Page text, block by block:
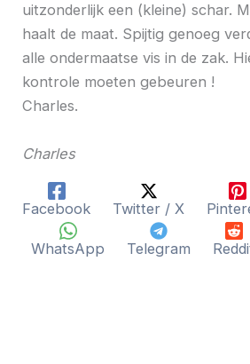
uitzonderlijk een (kleine) schar.
haalt de maat. Spijtig genoeg
alle ondermaatse vis in de zak.
kontrole moeten gebeuren !
Charles.
Charles
Facebook Twitter / X
WhatsApp Telegram